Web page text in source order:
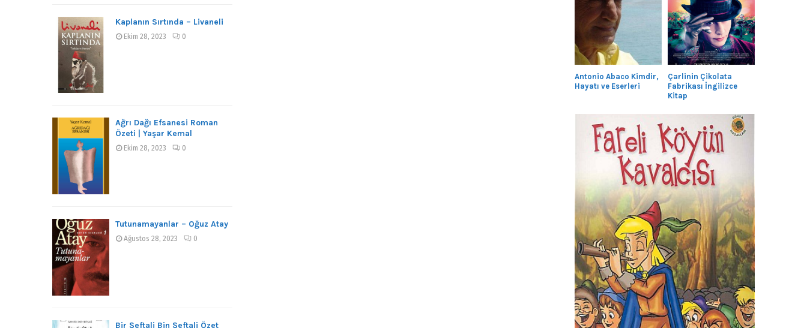
Kaplanın Sırtında – Livaneli
Ekim 28, 2023 0
Ağrı Dağı Efsanesi Roman
Özeti | Yaşar Kemal
Ekim 28, 2023 0
Tutunamayanlar – Oğuz Atay
Ağustos 28, 2023 0
Bir Şeftali Bin Şeftali Özet
Antonio Abaco Kimdir,
Hayatı ve Eserleri
Çarlinin Çikolata
Fabrikası İngilizce
Kitap